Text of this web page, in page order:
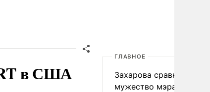
RT в США
ГЛАВНОЕ
Захарова сравнила
мужество мэра